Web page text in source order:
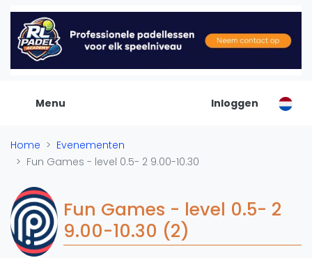
Menu
De Padel Gids
Alle padel locaties
Padelwinkels
Organisatie
Banenbouwers
Overige categorien
Reserveringssystemen
Padelscholen
Toevoegen data
Laatste updates
Inloggen
Home
Evenementen
Fun Games - level 0.5- 2 9.00-10.30
Fun Games - level 0.5- 2
9.00-10.30 (2)